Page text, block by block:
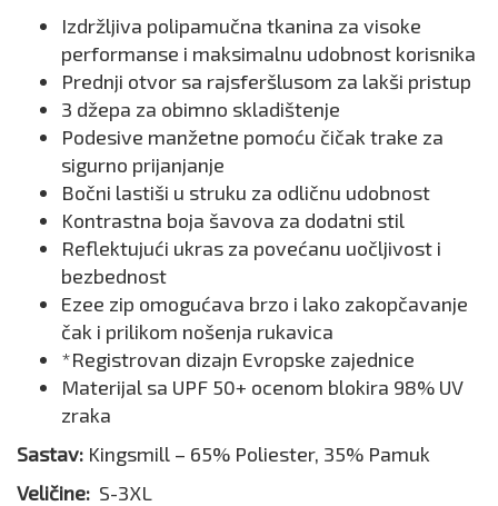
Izdržljiva polipamučna tkanina za visoke
performanse i maksimalnu udobnost korisnika
Prednji otvor sa rajsferšlusom za lakši pristup
3 džepa za obimno skladištenje
Podesive manžetne pomoću čičak trake za
sigurno prijanjanje
Bočni lastiši u struku za odličnu udobnost
Kontrastna boja šavova za dodatni stil
Reflektujući ukras za povećanu uočljivost i
bezbednost
Ezee zip omogućava brzo i lako zakopčavanje
čak i prilikom nošenja rukavica
*Registrovan dizajn Evropske zajednice
Materijal sa UPF 50+ ocenom blokira 98% UV
zraka
Sastav: Kingsmill – 65% Poliester, 35% Pamuk
Veličine: S-3XL